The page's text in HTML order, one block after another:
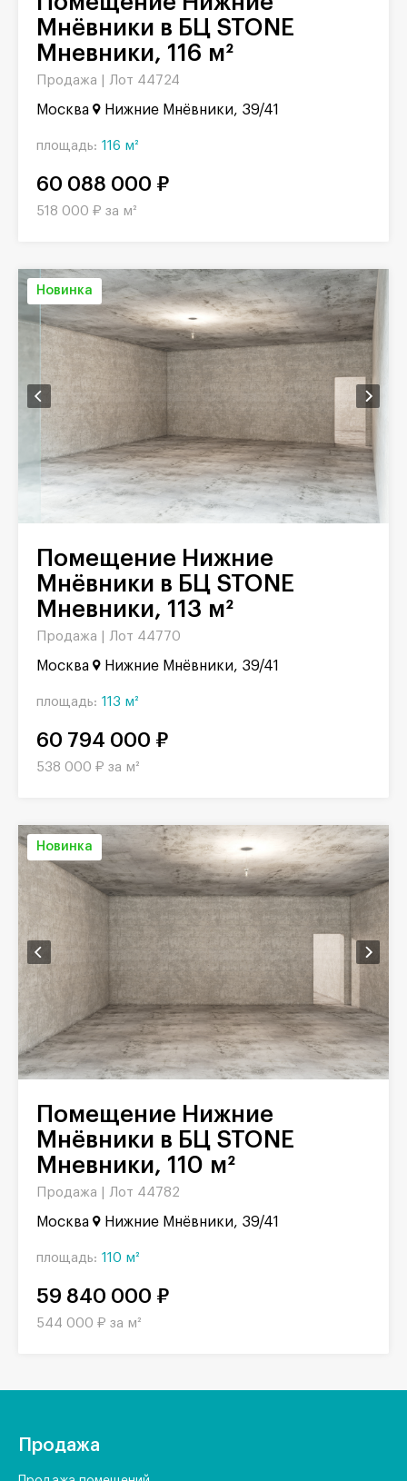
Мнёвники в БЦ STONE
Мневники, 116 м²
Продажа | Лот 44724
Москва Нижние Мнёвники, 39/41
площадь: 116 м²
60 088 000 ₽
518 000 ₽ за м²
Новинка
Помещение Нижние
Мнёвники в БЦ STONE
Мневники, 113 м²
Продажа | Лот 44770
Москва Нижние Мнёвники, 39/41
площадь: 113 м²
60 794 000 ₽
538 000 ₽ за м²
Новинка
Помещение Нижние
Мнёвники в БЦ STONE
Мневники, 110 м²
Продажа | Лот 44782
Москва Нижние Мнёвники, 39/41
площадь: 110 м²
59 840 000 ₽
544 000 ₽ за м²
Продажа